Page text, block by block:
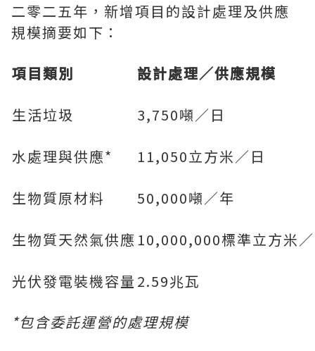
二零二五年，新增項目的設計處理及供應
規模摘要如下：
項目類別
設計處理／供應規模
生活垃圾 3,750噸／日
水處理與供應* 11,050立方米／日
生物質原材料 50,000噸／年
生物質天然氣供應 10,000,000標準立方米
光伏發電裝機容量 2.59兆瓦
*包含委託運營的處理規模